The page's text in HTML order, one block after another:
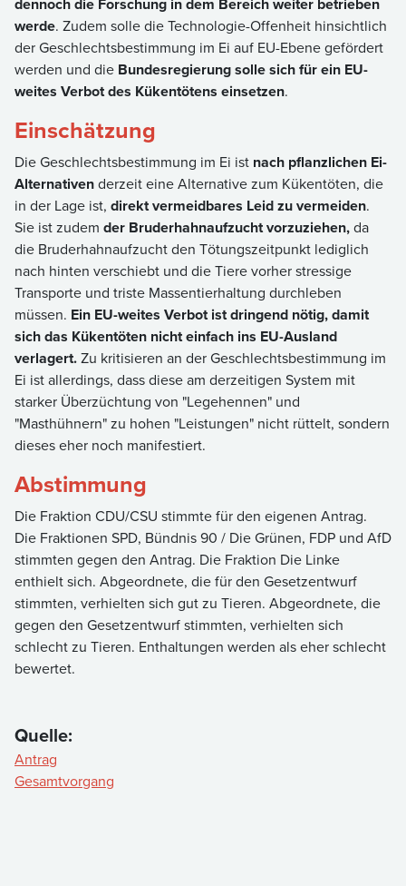
werde. Zudem solle die Technologie-Offenheit hinsichtlich
der Geschlechtsbestimmung im Ei auf EU-Ebene gefördert
werden und die Bundesregierung solle sich für ein EU-
weites Verbot des Kükentötens einsetzen.
Einschätzung
Die Geschlechtsbestimmung im Ei ist nach pflanzlichen Ei-
Alternativenderzeit eine Alternative zum Kükentöten, die
in der Lage ist, direkt vermeidbares Leid zu vermeiden.
Sie ist zudem der Bruderhahnaufzucht vorzuziehen,da
die Bruderhahnaufzucht den Tötungszeitpunkt lediglich
nach hinten verschiebt und die Tiere vorher stressige
Transporte und triste Massentierhaltung durchleben
müssen. Ein EU-weites Verbot ist dringend nötig, damit
sich das Kükentöten nicht einfach ins EU-Ausland
verlagert.Zu kritisieren an der Geschlechtsbestimmung im
Ei ist allerdings, dass diese am derzeitigen System mit
starker Überzüchtung von "Legehennen" und
"Masthühnern" zu hohen "Leistungen" nicht rüttelt, sondern
dieses eher noch manifestiert.
Abstimmung
Die Fraktion CDU/CSU stimmte für den eigenen Antrag.
Die Fraktionen SPD, Bündnis 90 / Die Grünen, FDP und AfD
stimmten gegen den Antrag. Die Fraktion Die Linke
enthielt sich. Abgeordnete, die für den Gesetzentwurf
stimmten, verhielten sich gut zu Tieren. Abgeordnete, die
gegen den Gesetzentwurf stimmten, verhielten sich
schlecht zu Tieren. Enthaltungen werden als eher schlecht
bewertet.
Quelle:
Antrag
Gesamtvorgang